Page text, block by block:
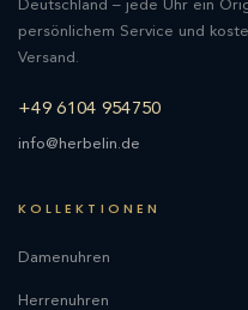
Deutschland – jede Uhr ein
persönlichem Service und
Versand.
+49 6104 954750
info@herbelin.de
KOLLEKTIONEN
Damenuhren
Herrenuhren